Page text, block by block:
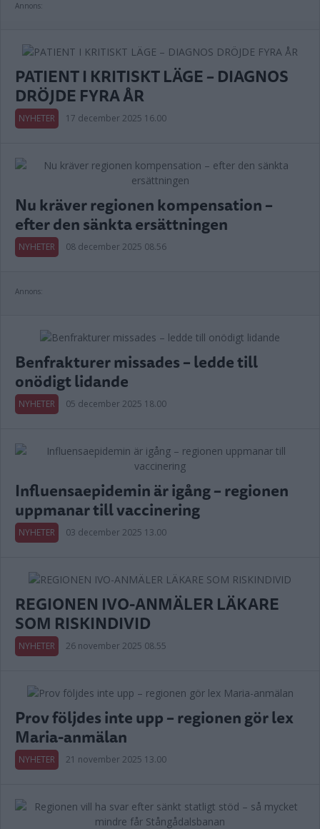
Annons:
PATIENT I KRITISKT LÄGE – DIAGNOS
DRÖJDE FYRA ÅR
NYHETER 17 december 2025 16.00
Nu kräver regionen kompensation –
efter den sänkta ersättningen
NYHETER 08 december 2025 08.56
Annons:
Benfrakturer missades – ledde till
onödigt lidande
NYHETER 05 december 2025 18.00
Influensaepidemin är igång – regionen
uppmanar till vaccinering
NYHETER 03 december 2025 13.00
REGIONEN IVO-ANMÄLER LÄKARE
SOM RISKINDIVID
NYHETER 26 november 2025 08.55
Prov följdes inte upp – regionen gör lex
Maria-anmälan
NYHETER 21 november 2025 13.00